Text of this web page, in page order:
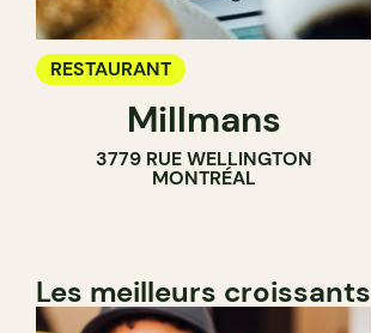
RESTAURANT
Millmans
3779 RUE WELLINGTON
MONTRÉAL
Les meilleurs croissants